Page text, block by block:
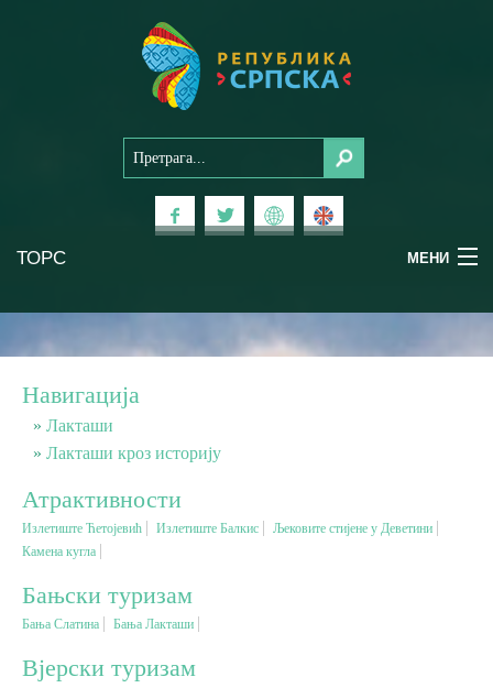
ТОРС МЕНИ
Планински туризам
Бањски туризам
Вјерски туризам
Еко туризам
Навигација
Лакташи
Лакташи кроз историју
Атрактивности
Излетиште Ћетојевић Излетиште Балкис
Љековите стијене у Деветини
Камена кугла
Бањски туризам
Бања Слатина Бања Лакташи
Вјерски туризам